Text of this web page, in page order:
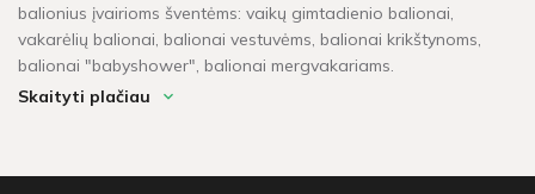
balionius įvairioms šventėms: vaikų gimtadienio balionai,
vakarėlių balionai, balionai vestuvėms, balionai krikštynoms,
balionai "babyshower", balionai mergvakariams.
Ar prekes turime sandėlyje?
Skaityti plačiau